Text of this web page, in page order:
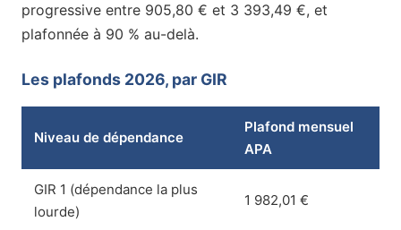
progressive entre 905,80 € et 3 393,49 €, et
plafonnée à 90 % au-delà.
Les plafonds 2026, par GIR
Niveau de dépendance
Plafond mensuel
APA
GIR 1 (dépendance la plus
lourde)
1 982,01 €